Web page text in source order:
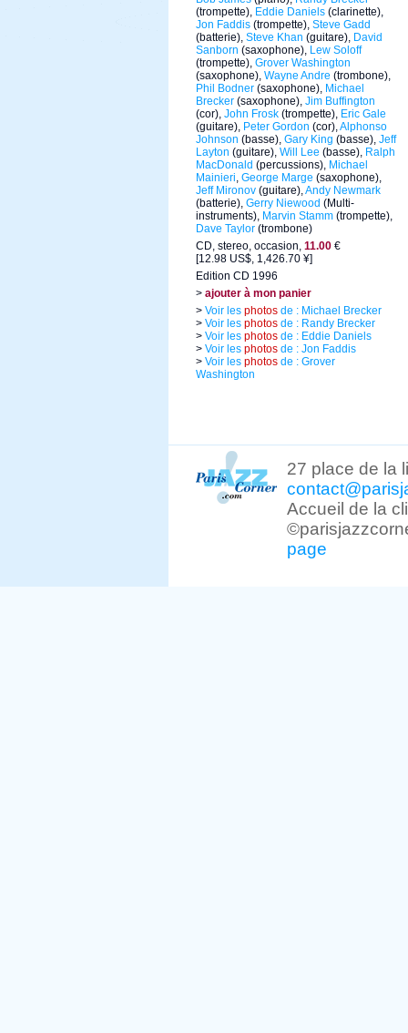
(trompette), Eddie Daniels (clarinette),
Jon Faddis (trompette), Steve Gadd
(batterie), Steve Khan (guitare), David
Sanborn (saxophone), Lew Soloff
(trompette), Grover Washington
(saxophone), Wayne Andre (trombone),
Phil Bodner (saxophone), Michael
Brecker (saxophone), Jim Buffington
(cor), John Frosk (trompette), Eric Gale
(guitare), Peter Gordon (cor),Alphonso
Johnson (basse), Gary King (basse), Jeff
Layton (guitare), Will Lee (basse), Ralph
MacDonald (percussions), Michael
Mainieri, George Marge (saxophone),
Jeff Mironov (guitare),Andy Newmark
(batterie), Gerry Niewood (Multi-
instruments), Marvin Stamm (trompette),
Dave Taylor (trombone)
CD, stereo, occasion, 11.00 €
[12.98 US$, 1,426.70 ¥]
Edition CD 1996
> ajouter à mon panier
> Voir les photos de : Michael Brecker
> Voir les photos de : Randy Brecker
> Voir les photos de : Eddie Daniels
> Voir les photos de : Jon Faddis
> Voir les photos de : Grover
Washington
27 place de la
Accueil de la
page